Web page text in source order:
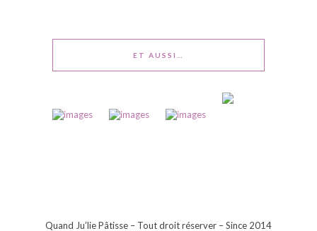
ET AUSSI…
Quand Ju’lie Pâtisse – Tout droit réserver – Since 2014